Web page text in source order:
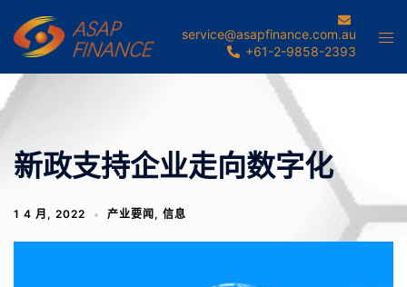
content
service@asapfinance.com.au
+61-2-9858-2393
新政支持企业走向数字化
1 4 月, 2022 产业要闻 , 信息